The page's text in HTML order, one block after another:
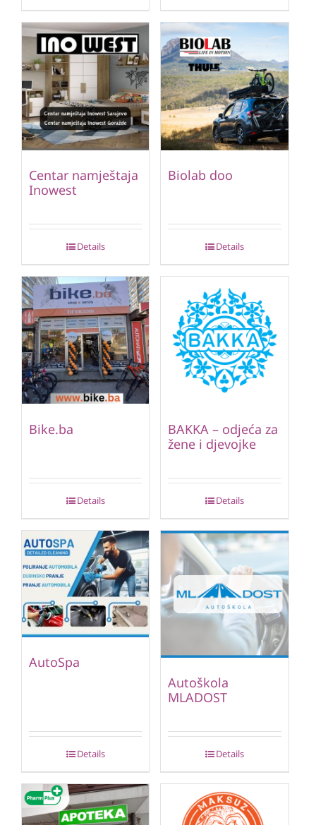
Centar namještaja
Inowest
Details
Biolab doo
Details
Bike.ba
Details
BAKKA – odjeća za
žene i djevojke
Details
AutoSpa
Details
Autoškola
MLADOST
Details